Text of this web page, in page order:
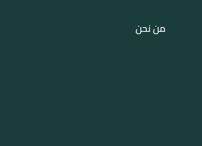
من نحن